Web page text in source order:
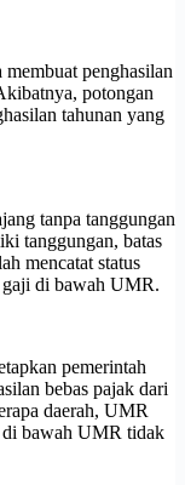
penghasilan
potongan
tahunan yang
tanpa tanggungan
tanggungan, batas
mencatat status
gaji di bawah UMR.
pemerintah
bebas pajak dari
daerah, UMR
di bawah UMR tidak